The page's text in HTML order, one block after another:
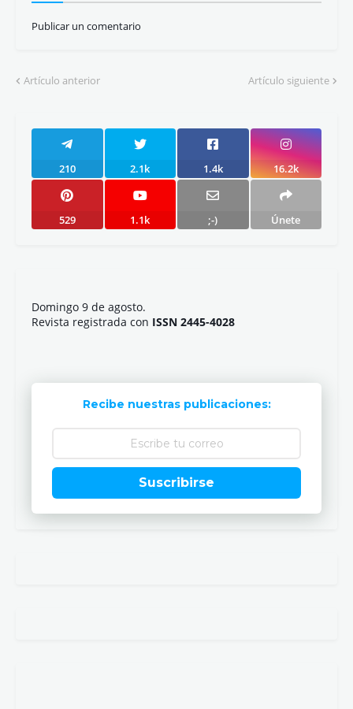
Publicar un comentario
Artículo anterior Artículo siguiente
210 2.1k 1.4k 16.2k
529 1.1k ;-) Únete
Domingo 9 de agosto.
Revista registrada con ISSN 2445-4028
Recibe nuestras publicaciones:
Suscribirse